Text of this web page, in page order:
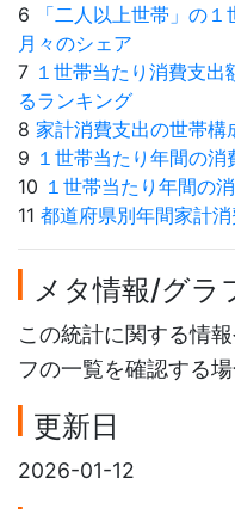
6
「二人以上世帯」の
月々のシェア
7 １世帯当たり消費支
るランキング
8 家計消費支出の世帯構
9 １世帯当たり年間の消
10 １世帯当たり年間の
11 都道府県別年間家計消
メタ情報/グラ
この統計に関する情
フの一覧を確認する
更新日
2026-01-12